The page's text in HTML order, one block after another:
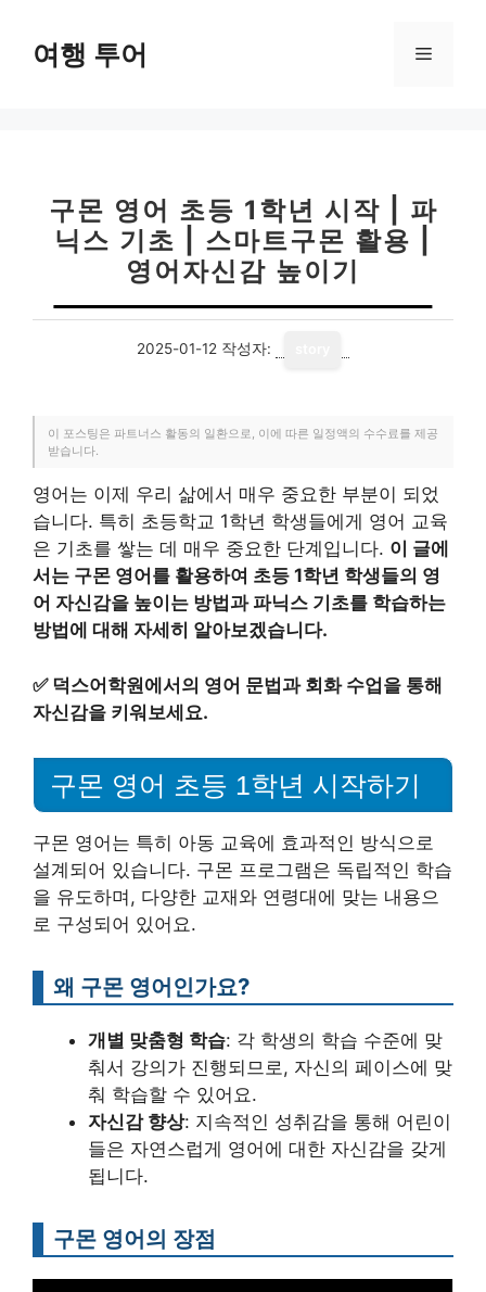
여행 투어 메
구몬 영어 초등 1학년 시작 | 파
닉스 기초 | 스마트구몬 활용 |
영어자신감 높이기
2025-01-12 작성자:
이 포스팅은 파트너스 활동의 일환으로, 이에 따른 일정액의 수수료를 제공
받습니다.
영어는 이제 우리 삶에서 매우 중요한 부분이 되었
습니다. 특히 초등학교 1학년 학생들에게 영어 교육
은 기초를 쌓는 데 매우 중요한 단계입니다. 이 글에
서는 구몬 영어를 활용하여 초등 1학년 학생들의 영
어 자신감을 높이는 방법과 파닉스 기초를 학습하는
방법에 대해 자세히 알아보겠습니다.
✅ 덕스어학원에서의 영어 문법과 회화 수업을 통해
자신감을 키워보세요.
구몬 영어 초등 1학년 시작하기
구몬 영어는 특히 아동 교육에 효과적인 방식으로
설계되어 있습니다. 구몬 프로그램은 독립적인 학습
을 유도하며, 다양한 교재와 연령대에 맞는 내용으
로 구성되어 있어요.
왜 구몬 영어인가요?
개별 맞춤형 학습: 각 학생의 학습 수준에 맞
춰서 강의가 진행되므로, 자신의 페이스에 맞
춰 학습할 수 있어요.
자신감 향상: 지속적인 성취감을 통해 어린이
들은 자연스럽게 영어에 대한 자신감을 갖게
됩니다.
구몬 영어의 장점